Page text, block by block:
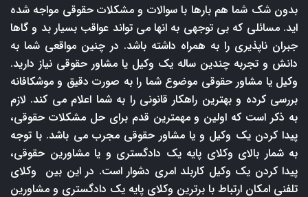
بدون شک شما هم بارها با سوالات و مشکلات حقوقی مواجه شده
اید. مسائلی که بی توجهی به انها می تواند عواقب بسیار بد و گاها
جبران ناپذیری را به همراه داشته باشد. در چنین مواقعی شما به
دانش و تجربه چندین ساله یک وکیل یا مشاور حقوقی نیاز دارید.
وکیل یا مشاور حقوقی موضوع شما را به صورت دقیق و موشکافانه
بررسی کرده و بهترین راهکار قانونی را به شما اعلام می کند. لازم
به ذکر است که اولین و مهمترین قدم برای حل مشکلات حقوقی،
پیدا کردن یک وکیل و یا مشاور حقوقی مجرب می باشد. با توجه
به شمار بالای وکلای پایه یک دادگستری و یا مشاورین حقوقی،
پیدا کردن یک وکیل کاربلد امری دشوار است. در این بین وکلای
تلفنی امکان ارتباط با برترین وکلای پایه یک دادگستری و مشاورین